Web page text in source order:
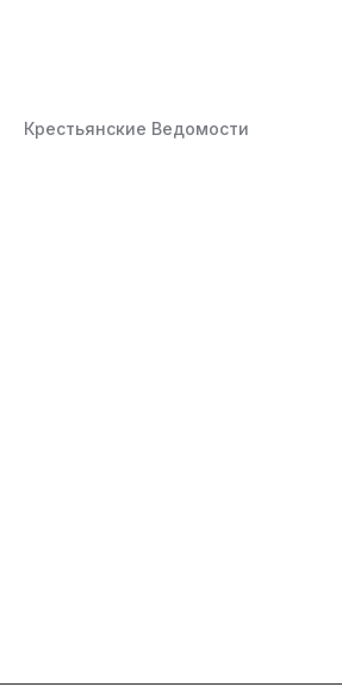
Крестьянские Ведомости